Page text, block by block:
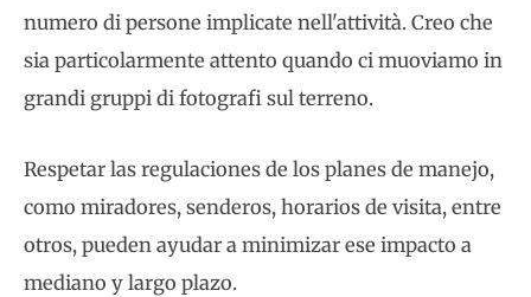
numero di persone implicate nell'attività. Creo che
sia particolarmente attento quando ci muoviamo in
grandi gruppi di fotografi sul terreno.
Respetar las regulaciones de los planes de manejo,
como miradores, senderos, horarios de visita, entre
otros, pueden ayudar a minimizar ese impacto a
mediano y largo plazo.